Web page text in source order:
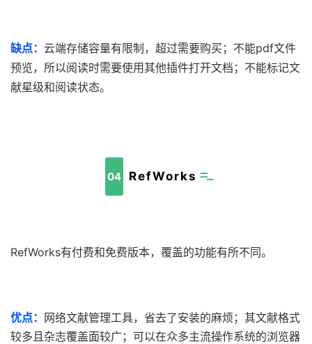
缺点： 云端存储容量有限制，超过需要购买；不能pdf文件
预览，所以阅读时需要使用其他插件打开文档；不能标记文
献星级和阅读状态。
04 RefWorks
RefWorks有付费和免费版本，覆盖的功能有所不同。
优点： 网络文献管理工具，省去了安装的麻烦；其文献格式
较多且杂志覆盖面较广；可以在众多主流操作系统的浏览器